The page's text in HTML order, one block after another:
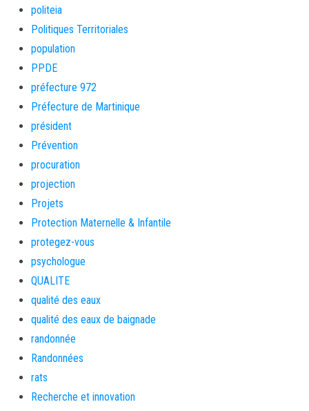
politeia
Politiques Territoriales
population
PPDE
préfecture 972
Préfecture de Martinique
président
Prévention
procuration
projection
Projets
Protection Maternelle & Infantile
protegez-vous
psychologue
QUALITE
qualité des eaux
qualité des eaux de baignade
randonnée
Randonnées
rats
Recherche et innovation